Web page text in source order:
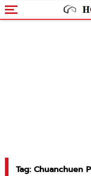
Tag: Chuanchuen